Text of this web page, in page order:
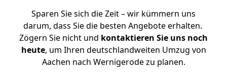
Sparen Sie sich die Zeit – wir kümmern uns
darum, dass Sie die besten Angebote erhalten.
Zögern Sie nicht und kontaktieren Sie uns noch
heute, um Ihren deutschlandweiten Umzug von
Aachen nach Wernigerode zu planen.